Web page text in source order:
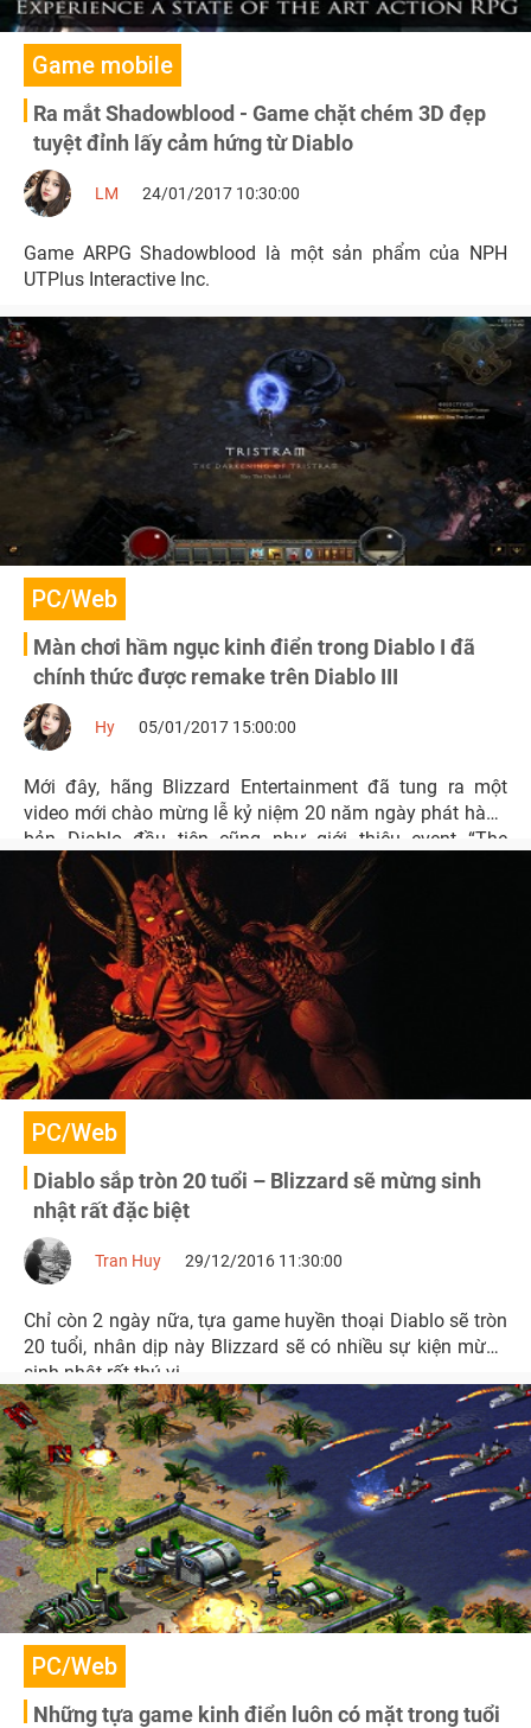
Game mobile
Ra mắt Shadowblood - Game chặt chém 3D đẹp
tuyệt đỉnh lấy cảm hứng từ Diablo
LM 24/01/2017 10:30:00
Game ARPG Shadowblood là một sản phẩm của NPH
UTPlus Interactive Inc.
PC/Web
Màn chơi hầm ngục kinh điển trong Diablo I đã
chính thức được remake trên Diablo III
Hy 05/01/2017 15:00:00
Mới đây, hãng Blizzard Entertainment đã tung ra một
video mới chào mừng lễ kỷ niệm 20 năm ngày phát hành
bản Diablo đầu tiên cũng như giới thiệu event “The
Darkening of Tristram” sắp tới của Diablo III.
PC/Web
Diablo sắp tròn 20 tuổi – Blizzard sẽ mừng sinh
nhật rất đặc biệt
Tran Huy 29/12/2016 11:30:00
Chỉ còn 2 ngày nữa, tựa game huyền thoại Diablo sẽ tròn
20 tuổi, nhân dịp này Blizzard sẽ có nhiều sự kiện mừng
sinh nhật rất thú vị.
PC/Web
Những tựa game kinh điển luôn có mặt trong tuổi